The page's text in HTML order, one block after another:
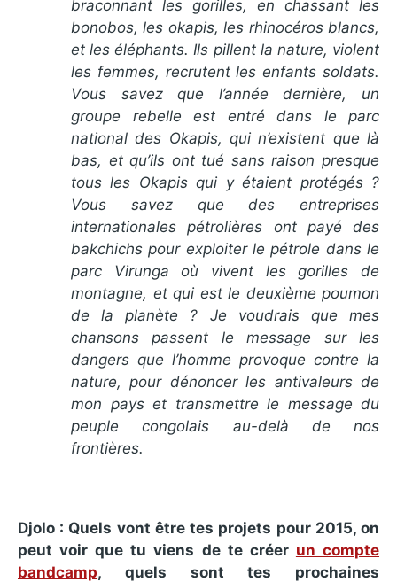
braconnant les gorilles, en chassant les
bonobos, les okapis, les rhinocéros blancs,
et les éléphants. Ils pillent la nature, violent
les femmes, recrutent les enfants soldats.
Vous savez que l’année dernière, un
groupe rebelle est entré dans le parc
national des Okapis, qui n’existent que là
bas, et qu’ils ont tué sans raison presque
tous les Okapis qui y étaient protégés ?
Vous savez que des entreprises
internationales pétrolières ont payé des
bakchichs pour exploiter le pétrole dans le
parc Virunga où vivent les gorilles de
montagne, et qui est le deuxième poumon
de la planète ? Je voudrais que mes
chansons passent le message sur les
dangers que l’homme provoque contre la
nature, pour dénoncer les antivaleurs de
mon pays et transmettre le message du
peuple congolais au-delà de nos
frontières.
Djolo : Quels vont être tes projets pour 2015, on
peut voir que tu viens de te créer un compte
bandcamp, quels sont tes prochaines